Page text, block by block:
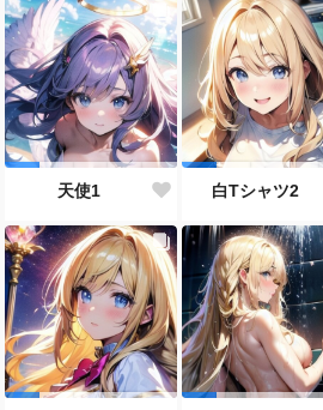
天使1 白Tシャツ2